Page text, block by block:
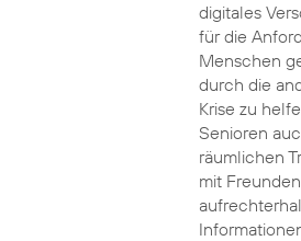
digitales
für die
Menschen
durch die
Krise zu
Senioren
räumlichen
mit